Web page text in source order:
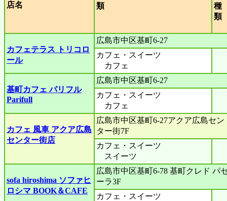
店名
類
種
カフェテラス トリコロ
ール
広島市中区基町6-27
カフェ・スイーツ
カフェ
基町カフェ パリフル
Parifull
広島市中区基町6-27
カフェ・スイーツ
カフェ
カフェ 風車 アクア広島
センター街店
広島市中区基町6-27アクア広島セン
ター街7F
カフェ・スイーツ
スイーツ
sofa hiroshima ソファヒ
ロシマ BOOK＆CAFE
広島市中区基町6-78 基町クレド パ
ーラ3F
カフェ・スイーツ